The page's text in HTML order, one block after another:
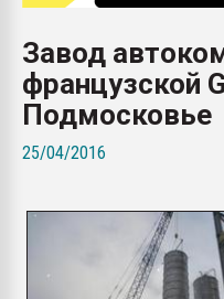
Завод
французской
Подмосковье
25/04/2016